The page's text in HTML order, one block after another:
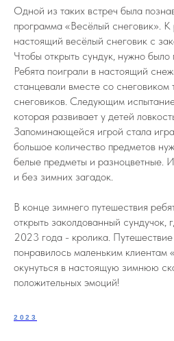
Одной из таких встреч была
программа «Весёлый снеговик». К
настоящий весёлый снеговик с
Чтобы открыть сундук, нужно было
Ребята поиграли в настоящий
станцевали вместе со
снеговиков. Следующим
которая развивает у детей
Запоминающейся игрой стала
большое количество предметов
белые предметы и разноцветные.
и без зимних загадок.
В конце зимнего путешествия
открыть заколдованный сундучок,
2023 года - кролика.
понравилось маленьким
окунуться в настоящую зимнюю
положительных эмоций!
2023